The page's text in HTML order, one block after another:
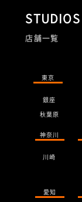
STUDIOS
店舗一覧
東京
銀座
秋葉原
神奈川
川崎
愛知